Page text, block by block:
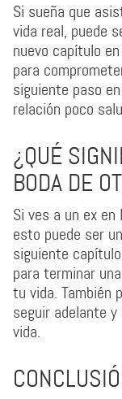
Si sueña que
vida real, puede
nuevo capítulo
para
siguiente paso
relación poco
¿QUÉ
BODA DE
Si ves a un ex
esto puede ser
siguiente
para terminar
tu vida. También
seguir adelante
vida.